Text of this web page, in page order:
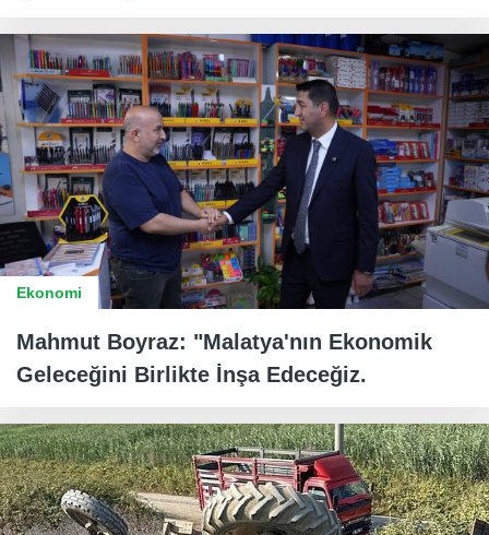
Ekonomi
Mahmut Boyraz: "Malatya'nın Ekonomik
Geleceğini Birlikte İnşa Edeceğiz.